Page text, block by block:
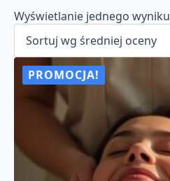
Wyświetlanie jednego wyniku
PROMOCJA!